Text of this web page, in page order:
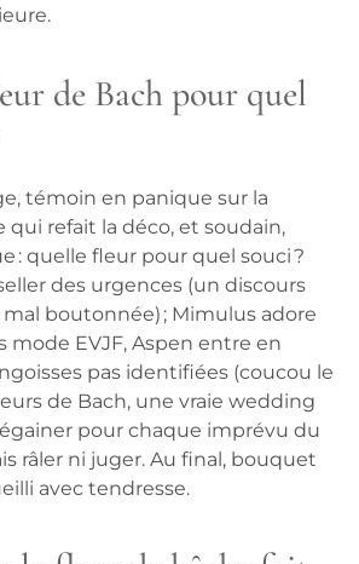
de Bach pour quel
témoin en panique sur la
qui refait la déco, et soudain,
: quelle fleur pour quel souci ?
des urgences (un discours
boutonnée) ; Mimulus adore
mode EVJF, Aspen entre en
pas identifiées (coucou le
de Bach, une vraie wedding
pour chaque imprévu du
râler ni juger. Au final, bouquet
avec tendresse.